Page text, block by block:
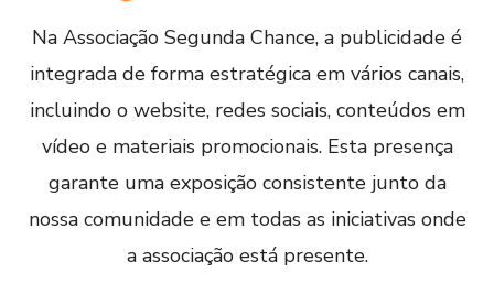
Na Associação Segunda Chance, a publicidade é
integrada de forma estratégica em vários canais,
incluindo o website, redes sociais, conteúdos em
vídeo e materiais promocionais. Esta presença
garante uma exposição consistente junto da
nossa comunidade e em todas as iniciativas onde
a associação está presente.